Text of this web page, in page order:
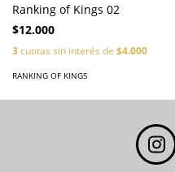
Ranking of Kings 02
$12.000
3cuotas sin interés de $4.000
RANKING OF KINGS